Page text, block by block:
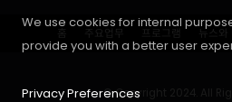
We use cookies for internal
provide you with a better user
Privacy Preferences
홈 주요업무 프로그램 뉴스와
© Copyright 2024. All